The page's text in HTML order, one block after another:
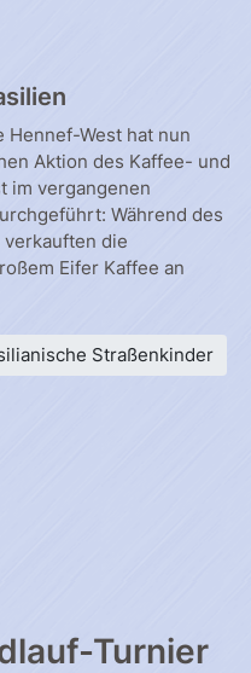
Hennef-West hat nun
Aktion des Kaffee- und
im vergangenen
Während des
verkauften die
Eifer Kaffee an
Straßenkinder
Turnier